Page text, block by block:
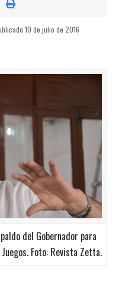
10 de julio de 2016
del Gobernador para
Foto: Revista Zetta.